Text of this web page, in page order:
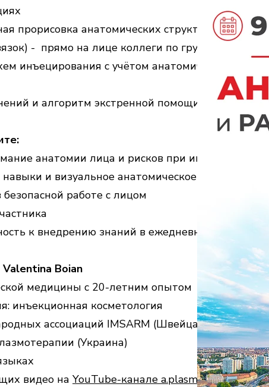
прорисовка анатомических структур (артерий,
- прямо на лице коллеги по группе
инъецирования с учётом анатомических
и алгоритм экстренной помощи
анатомии лица и рисков при инъекциях
и визуальное анатомическое мышление
безопасной работе с лицом
к внедрению знаний в ежедневную практику
Boian
медицины с 20-летним опытом
инъекционная косметология
ассоциаций IMSARM (Швейцария) и
(Украина)
видео на YouTube-канале a.plasma